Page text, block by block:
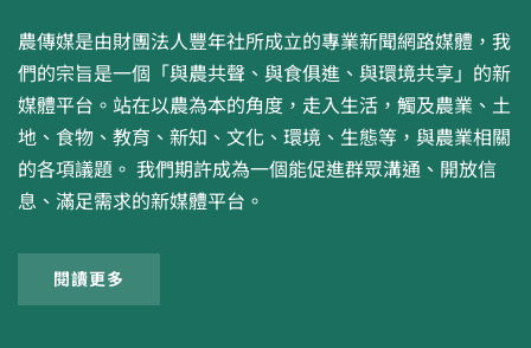
農傳媒是由財團法人豐年社所成立的專業新聞網路媒體，我
們的宗旨是一個「與農共聲、與食俱進、與環境共享」的新
媒體平台。站在以農為本的角度，走入生活，觸及農業、土
地、食物、教育、新知、文化、環境、生態等，與農業相關
的各項議題。 我們期許成為一個能促進群眾溝通、開放信
息、滿足需求的新媒體平台。
閱讀更多